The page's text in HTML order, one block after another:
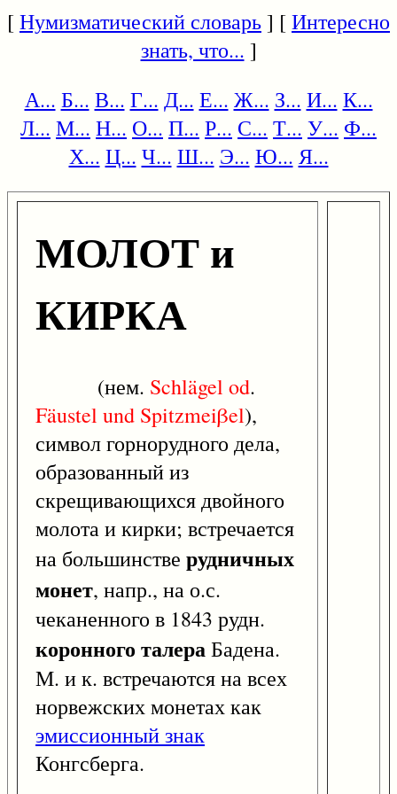
[Нумизматический словарь] [Интересно
знать, что... ]
А... Б... В... Г... Д... Е... Ж... З... И... К...
Л... М... Н... О... П... Р... С... Т... У... Ф...
Х... Ц... Ч... Ш... Э... Ю... Я...
МОЛОТ и
КИРКА
(нем. Schlägel od.
Fäustel und Spitzmeiβel),
символ горнорудного дела,
образованный из
скрещивающихся двойного
молота и кирки; встречается
на большинстве рудничных
монет, напр., на о.с.
чеканенного в 1843 рудн.
коронного талераБадена.
М. и к. встречаются на всех
норвежских монетах как
эмиссионный знак
Конгсберга.